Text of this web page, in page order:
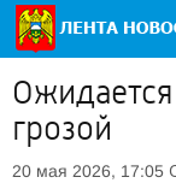
грозой
20 мая 2026, 17:05